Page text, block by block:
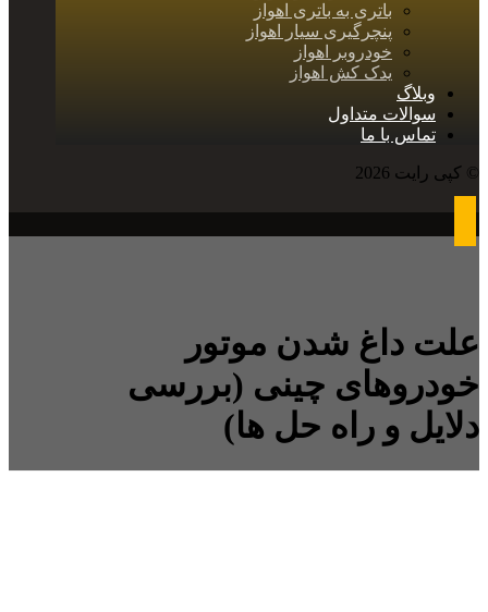
باتری به باتری اهواز
پنچرگیری سیار اهواز
خودروبر اهواز
یدک کش اهواز
وبلاگ
سوالات متداول
تماس با ما
© کپی رایت 2026
علت داغ شدن موتور
خودروهای چینی (بررسی
دلایل و راه حل ها)